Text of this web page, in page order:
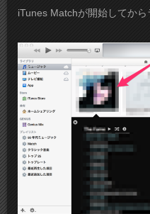
iTunes Matchが開始してか